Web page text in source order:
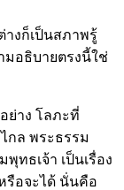
างก็เป็นสภาพรู้
อธิบายตรงนี้ใช่
ย่าง โลภะที่
กล พระธรรม
ทธเจ้า เป็นเรื่อง
รือจะได้ นั่นคือ